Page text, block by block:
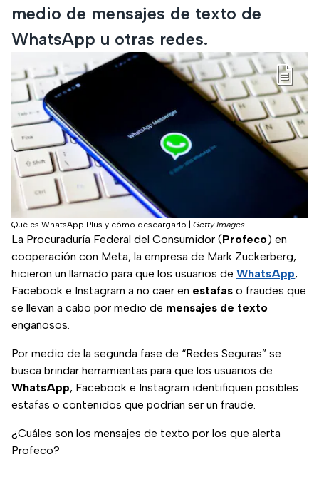
medio de mensajes de texto de
WhatsApp u otras redes.
Qué es WhatsApp Plus y cómo descargarlo Getty Images
La Procuraduría Federal del Consumidor (Profeco) en
cooperación con Meta, la empresa de Mark Zuckerberg,
hicieron un llamado para que los usuarios de WhatsApp,
Facebook e Instagram a no caer en estafas o fraudes que
se llevan a cabo por medio de mensajes de texto
engañosos.
Por medio de la segunda fase de “Redes Seguras” se
busca brindar herramientas para que los usuarios de
WhatsApp, Facebook e Instagram identifiquen posibles
estafas o contenidos que podrían ser un fraude.
¿Cuáles son los mensajes de texto por los que alerta
Profeco?